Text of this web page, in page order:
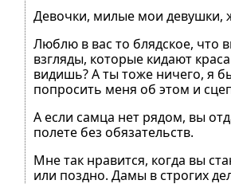
Девочки, милые мои
Люблю в вас то блядское, что
взгляды, которые кидают
видишь? А ты тоже ничего, я
попросить меня об этом и
А если самца нет рядом, вы
полете без обязательств.
Мне так нравится, когда вы
или поздно. Дамы в строгих